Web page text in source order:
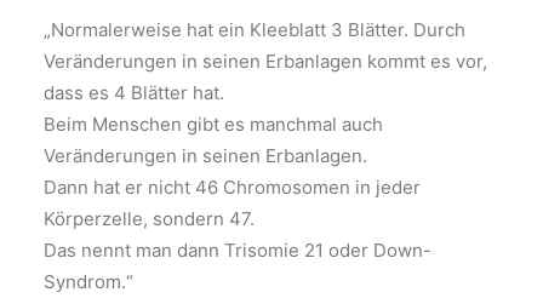
„Normalerweise hat ein Kleeblatt 3 Blätter. Durch
Veränderungen in seinen Erbanlagen kommt es vor,
dass es 4 Blätter hat.
Beim Menschen gibt es manchmal auch
Veränderungen in seinen Erbanlagen.
Dann hat er nicht 46 Chromosomen in jeder
Körperzelle, sondern 47.
Das nennt man dann Trisomie 21 oder Down-
Syndrom.“